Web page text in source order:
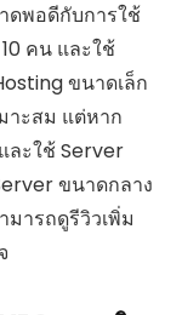
ดพอดีกับการใช้
คน และใช้
ขนาดเล็ก
าะสม แต่หาก
ละใช้ Server
ขนาดกลาง
มารถดูรีวิวเพิ่ม